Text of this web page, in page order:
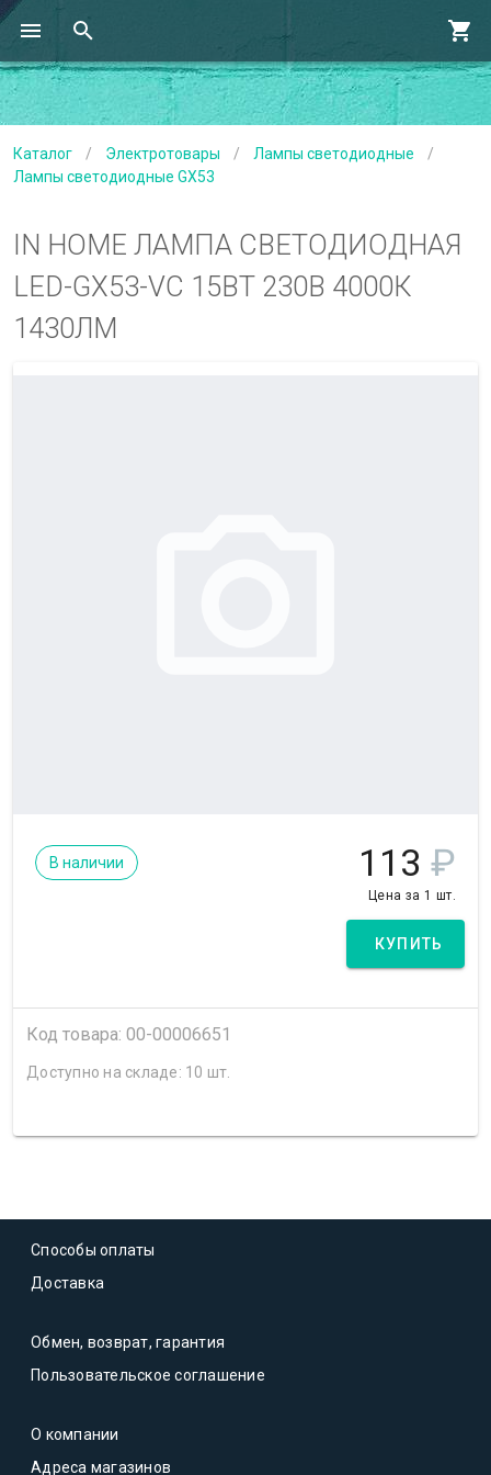
Каталог / Электротовары / Лампы светодиодные
/
Лампы светодиодные GX53
IN HOME ЛАМПА СВЕТОДИОДНАЯ
LED-GX53-VC 15ВТ 230В 4000К
1430ЛМ
В наличии 113 ₽
Цена за 1 шт.
КУПИТЬ
Код товара: 00-00006651
Доступно на складе: 10 шт.
Способы оплаты
Доставка
Обмен, возврат, гарантия
Пользовательское соглашение
О компании
Адреса магазинов